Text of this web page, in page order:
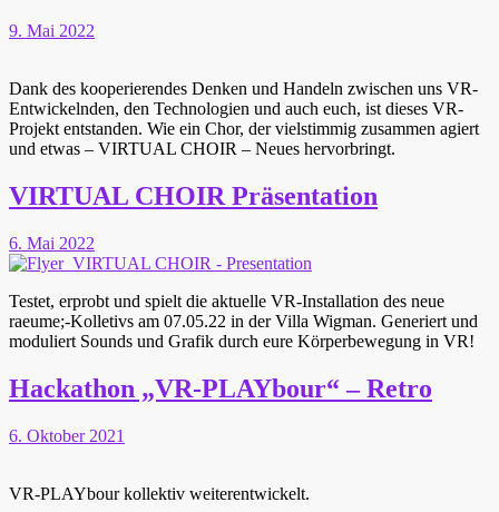
9. Mai 2022
Dank des kooperierendes Denken und Handeln zwischen uns VR-
Entwickelnden, den Technologien und auch euch, ist dieses VR-
Projekt entstanden. Wie ein Chor, der vielstimmig zusammen agiert
und etwas – VIRTUAL CHOIR – Neues hervorbringt.
VIRTUAL CHOIR Präsentation
6. Mai 2022
Testet, erprobt und spielt die aktuelle VR-Installation des neue
raeume;-Kolletivs am 07.05.22 in der Villa Wigman. Generiert und
moduliert Sounds und Grafik durch eure Körperbewegung in VR!
Hackathon „VR-PLAYbour“ – Retro
6. Oktober 2021
VR-PLAYbour kollektiv weiterentwickelt.